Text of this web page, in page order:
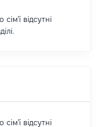
відсутні
відсутні